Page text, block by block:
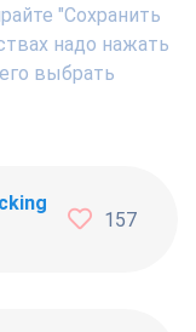
"Сохранить
надо нажать
выбрать
Newbie
157